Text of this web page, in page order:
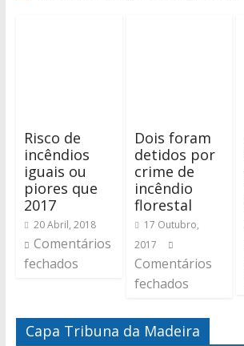
Risco de
incêndios
iguais ou
piores que
2017
20 Abril, 2018
Comentários
fechados
Dois foram
detidos por
crime de
incêndio
florestal
17 Outubro,
2017
Comentários
fechados
Capa Tribuna da Madeira